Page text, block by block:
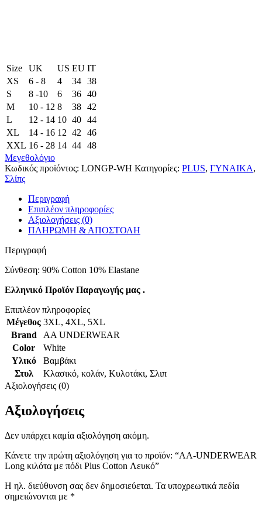
Size UK US EU ΙΤ
XS
6 - 8 4 34 38
S
8 -10 6 36 40
M
10 - 12 8 38 42
L
12 - 14 10 40 44
XL
14 - 16 12 42
46
XXL 16 - 28 14 44 48
Μεγεθολόγιο
Κωδικός προϊόντος: LONGP-WH Κατηγορίες: PLUS, ΓΥΝΑΙΚΑ,
Σλίπς
Περιγραφή
Επιπλέον πληροφορίες
Αξιολογήσεις (0)
ΠΛΗΡΩΜΗ & ΑΠΟΣΤΟΛΗ
Περιγραφή
Σύνθεση: 90% Cotton 10% Εlastane
Ελληνικό Προϊόν Παραγωγής μας .
Επιπλέον πληροφορίες
Μέγεθος 3XL, 4XL, 5XL
Brand
AA UNDERWEAR
Color
White
Υλικό
Βαμβάκι
Στυλ
Κλασικό, κολάν, Κυλοτάκι, Σλιπ
Αξιολογήσεις (0)
Αξιολογήσεις
Δεν υπάρχει καμία αξιολόγηση ακόμη.
Κάνετε την πρώτη αξιολόγηση για το προϊόν: “AA-UNDERWEAR
Long κιλότα με πόδι Plus Cotton Λευκό”
Η ηλ. διεύθυνση σας δεν δημοσιεύεται. Τα υποχρεωτικά πεδία
σημειώνονται με *